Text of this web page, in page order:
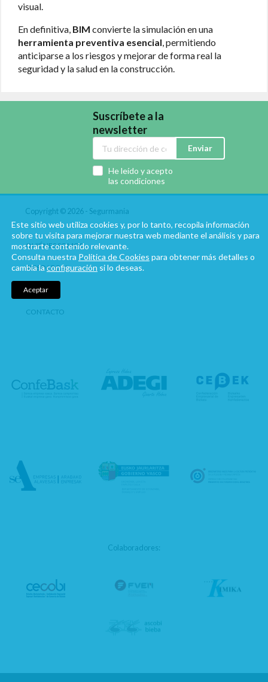
visual.
En definitiva, BIM convierte la simulación en una
herramienta preventiva esencial, permitiendo
anticiparse a los riesgos y mejorar de forma real la
seguridad y la salud en la construcción.
Suscríbete a la
newsletter
Enviar
He leído y acepto
las condiciones
Copyright © 2026 - Segurmania
QUIÉNES SOMOS
AVISO LEGAL
COOKIES
CONTACTO
Colaboradores:
Este sitio web utiliza cookies y, por lo tanto, recopila información
sobre tu visita para mejorar nuestra web mediante el análisis y para
mostrarte contenido relevante.
Consulta nuestra Política de Cookies para obtener más detalles o
cambia laconfiguración si lo deseas.
Aceptar